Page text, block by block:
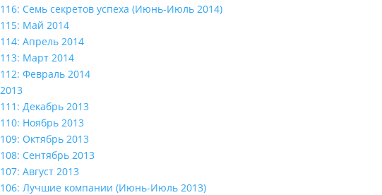
116: Семь секретов успеха (Июнь-Июль 2014)
115: Май 2014
114: Апрель 2014
113: Март 2014
112: Февраль 2014
2013
111: Декабрь 2013
110: Ноябрь 2013
109: Октябрь 2013
108: Сентябрь 2013
107: Август 2013
106: Лучшие компании (Июнь-Июль 2013)